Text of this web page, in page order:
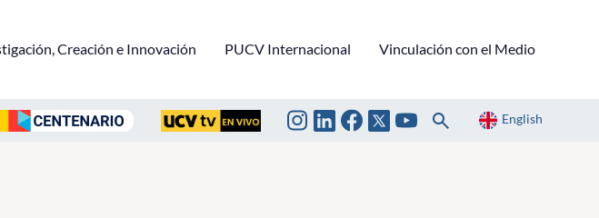
Creación e Innovación PUCV Internacional Vinculación con el Medio
English